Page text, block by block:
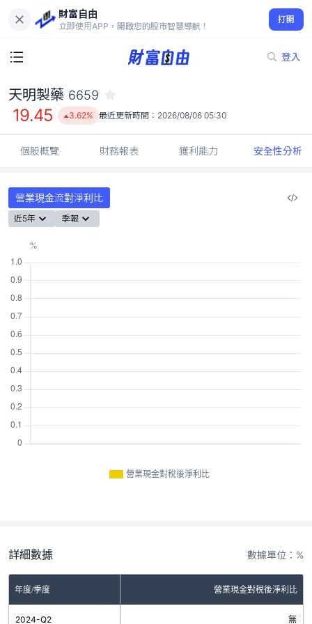
財富自由
立即使用APP，開啟您的股市智慧導航！
打開
登入
19.45
3.62%
天明製藥 6659
19.45 3.62% 最近更新時間： 2026/08/06 05:30
個股概覽 財務報表 獲利能力 安全性分析
營業現金流對淨利比
近5年 季報
營業現金對稅後淨利比
詳細數據 數據單位：%
年度/季度 營業現金對稅後淨利比
2024-Q2 無